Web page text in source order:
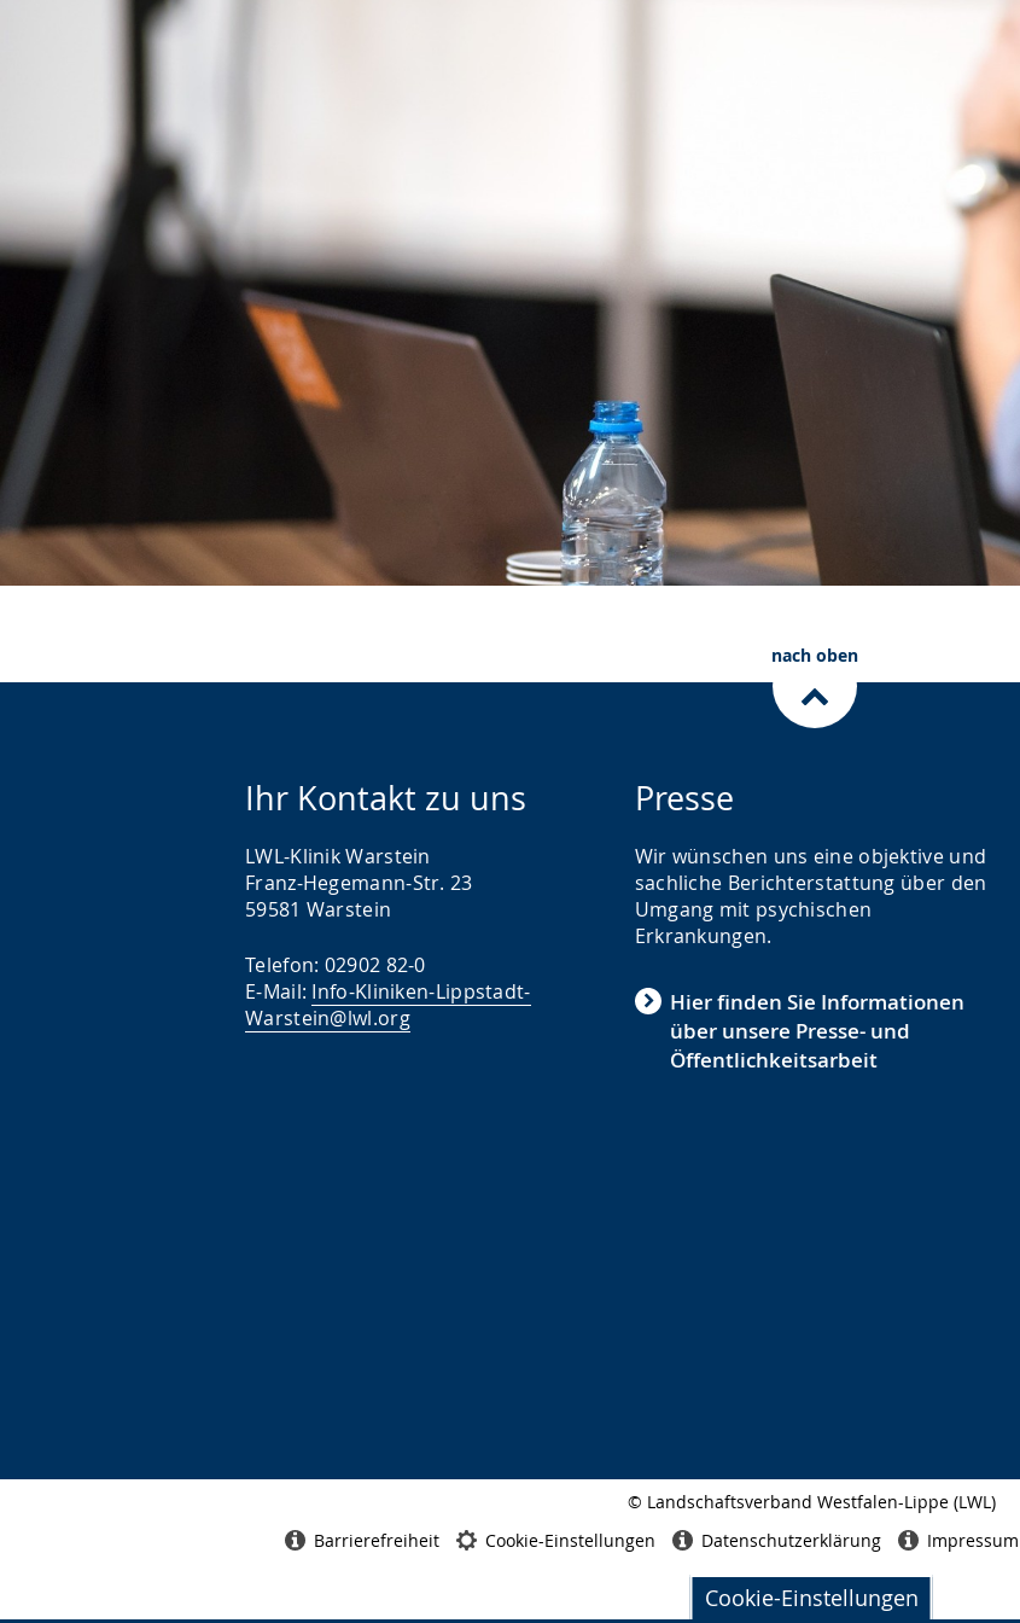
Cookie-Einstellungen
nach oben
Ihr Kontakt zu uns
LWL-Klinik Warstein
Franz-Hegemann-Str. 23
59581 Warstein
Telefon: 02902 82-0
E-Mail: Info-Kliniken-Lippstadt-
Warstein@lwl.org
Presse
Wir wünschen uns eine objektive und
sachliche Berichterstattung über den
Umgang mit psychischen
Erkrankungen.
Hier finden Sie Informationen
über unsere Presse- und
Öffentlichkeitsarbeit
© Landschaftsverband Westfalen-Lippe (LWL)
Barrierefreiheit Cookie-Einstellungen Datenschutzerklärung Impressum